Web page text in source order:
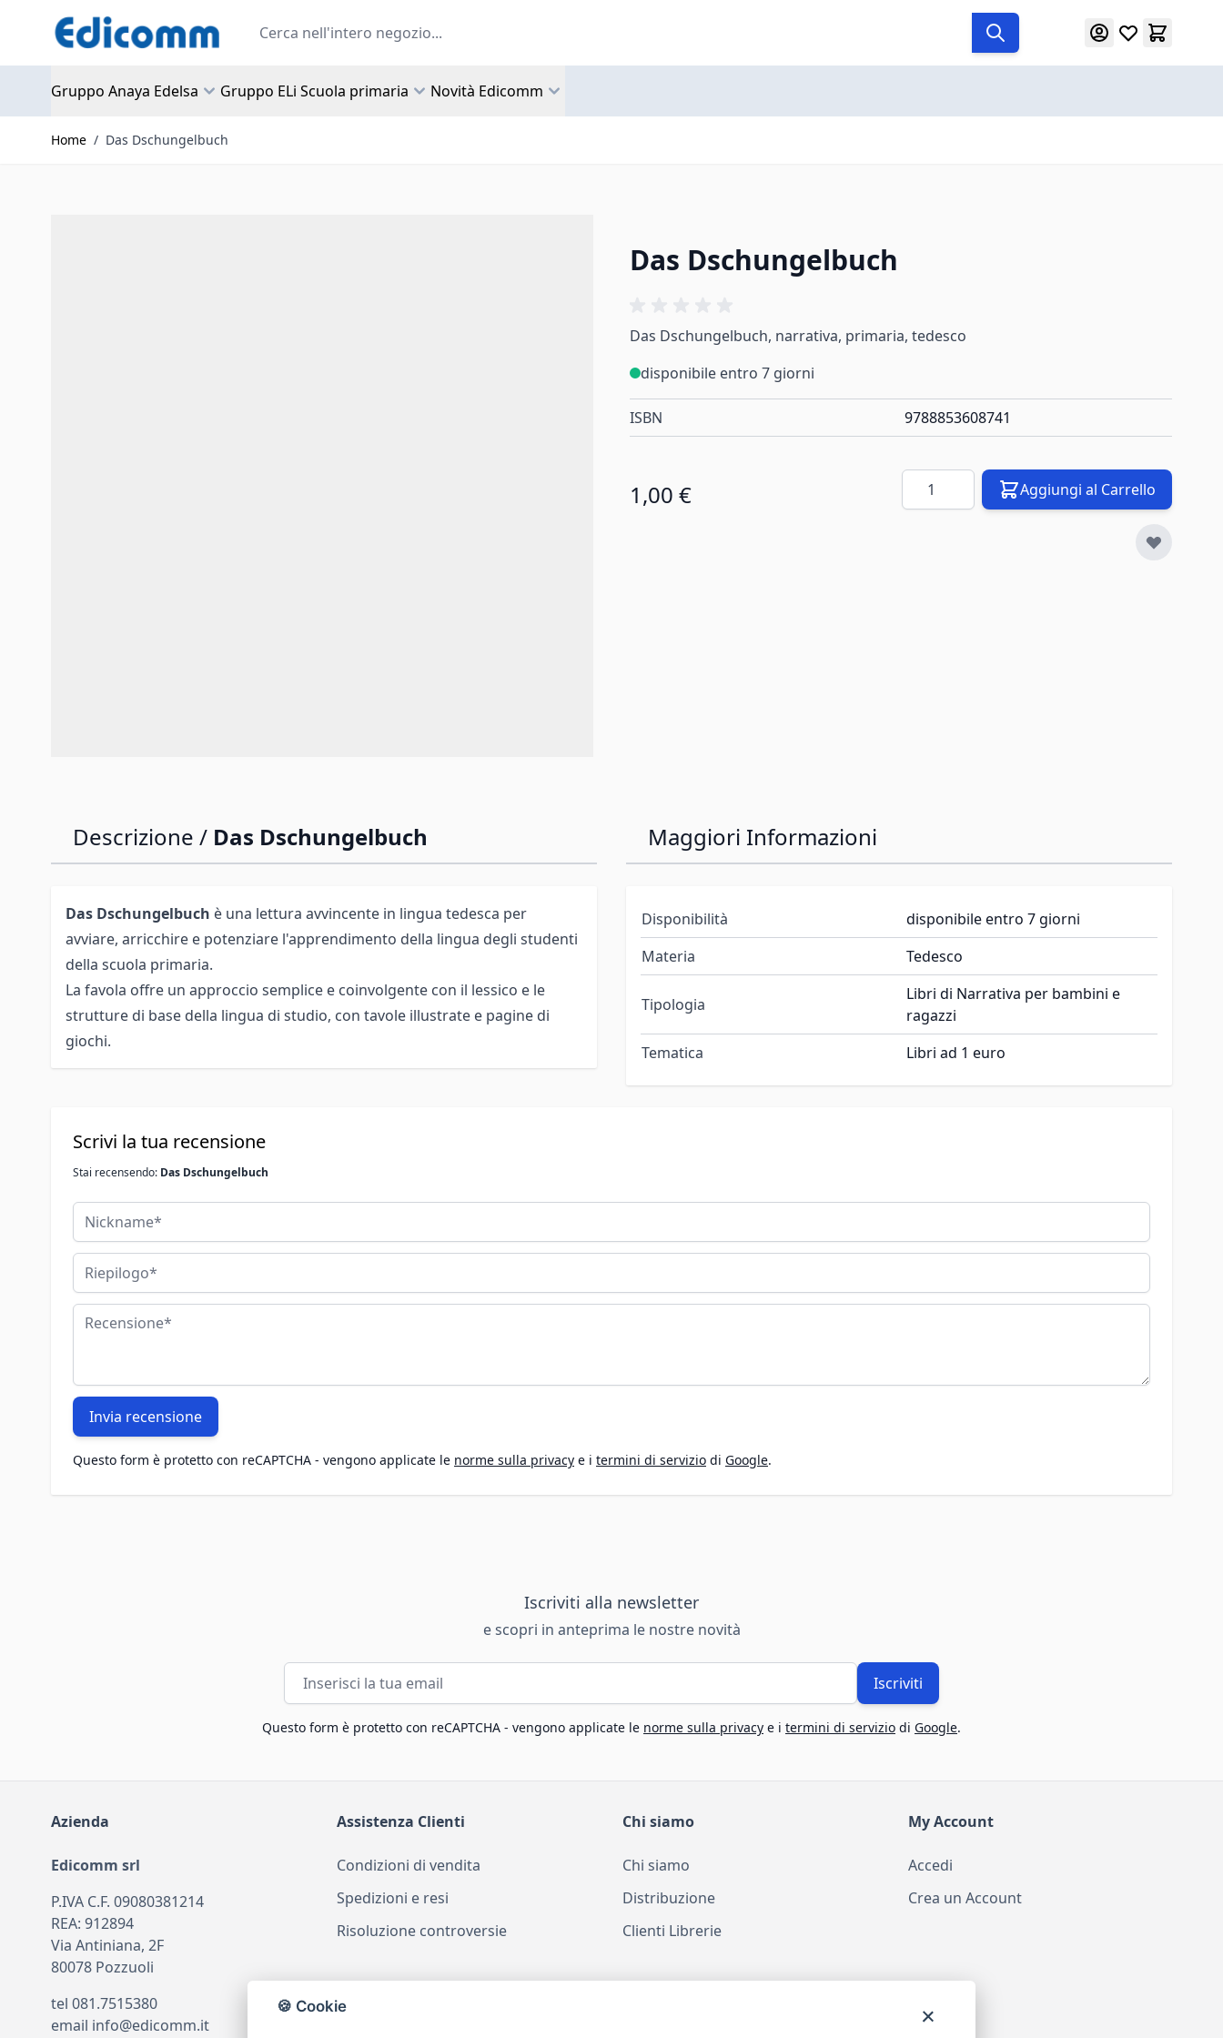
Search
Gruppo Anaya Edelsa Gruppo ELi Scuola primaria Novità Edicomm
Home / Das Dschungelbuch
Das Dschungelbuch
Das Dschungelbuch, narrativa, primaria, tedesco
disponibile entro 7 giorni
ISBN 9788853608741
1,00 € Quantità Aggiungi al Carrello
Descrizione / Das Dschungelbuch
Das Dschungelbuch è una lettura avvincente in lingua tedesca per
avviare, arricchire e potenziare l'apprendimento della lingua degli studenti
della scuola primaria.
La favola offre un approccio semplice e coinvolgente con il lessico e le
strutture di base della lingua di studio, con tavole illustrate e pagine di
giochi.
Maggiori Informazioni
Disponibilità
disponibile entro 7 giorni
Materia
Tedesco
Tipologia
Libri di Narrativa per bambini e
ragazzi
Tematica
Libri ad 1 euro
Scrivi la tua recensione
Stai recensendo: Das Dschungelbuch
Nickname
Riepilogo
Recensione
Invia recensione
Questo form è protetto con reCAPTCHA - vengono applicate le norme sulla privacy e i termini di servizio di Google.
Iscriviti alla newsletter
e scopri in anteprima le nostre novità
Indirizzo email
Iscriviti
Questo form è protetto con reCAPTCHA - vengono applicate le norme sulla privacy e i termini di servizio di Google.
Azienda
Edicomm srl
P.IVA C.F. 09080381214
REA: 912894
Via Antiniana, 2F
80078 Pozzuoli
tel 081.7515380
email info@edicomm.it
Assistenza Clienti
Condizioni di vendita
Spedizioni e resi
Risoluzione controversie
Chi siamo
Chi siamo
Distribuzione
Clienti Librerie
My Account
Accedi
Crea un Account
🍪 Cookie